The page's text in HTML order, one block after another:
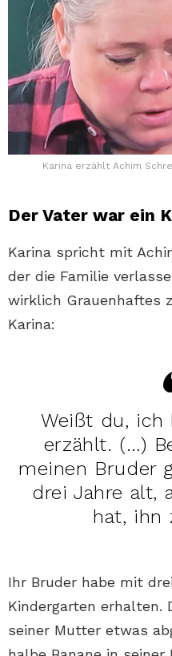
Karina erzählt Achim
Der Vater war ein
Karina spricht mit
der die Familie
wirklich Grauenhaftes
Karina:
Weißt du, ich
erzählt. (…)
meinen Bruder
drei Jahre alt,
hat, ihn
Ihr Bruder habe mit
Kindergarten erhalten.
seiner Mutter etwas